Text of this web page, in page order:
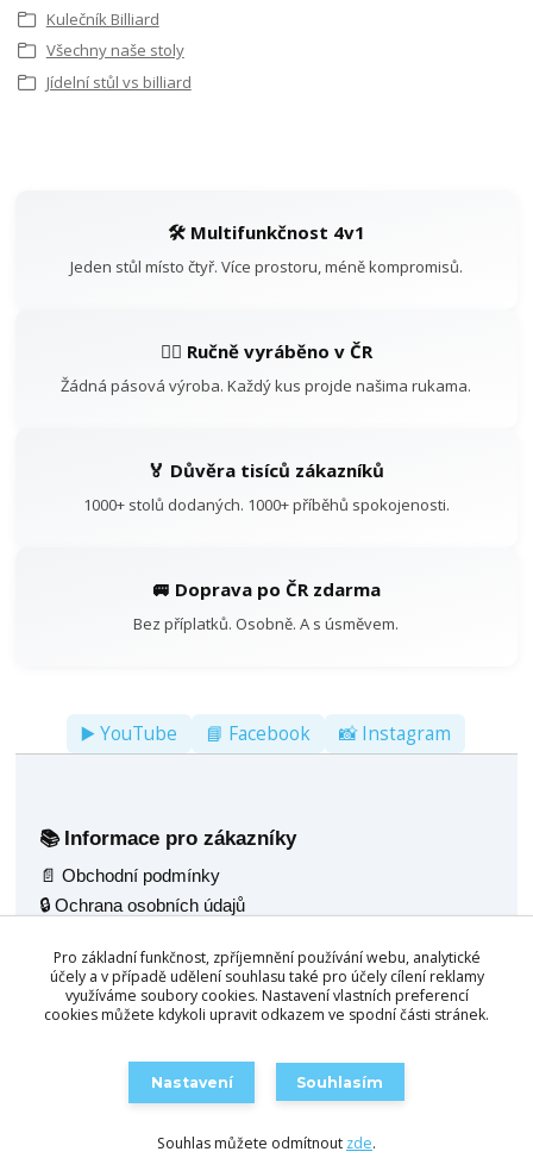
Kulečník Billiard
Všechny naše stoly
Jídelní stůl vs billiard
🛠️ Multifunkčnost 4v1
Jeden stůl místo čtyř. Více prostoru, méně kompromisů.
👷‍♂️ Ručně vyráběno v ČR
Žádná pásová výroba. Každý kus projde našima rukama.
🏅 Důvěra tisíců zákazníků
1000+ stolů dodaných. 1000+ příběhů spokojenosti.
🚐 Doprava po ČR zdarma
Bez příplatků. Osobně. A s úsměvem.
▶️ YouTube 📘 Facebook 📸 Instagram
📚 Informace pro zákazníky
📄 Obchodní podmínky
🔒 Ochrana osobních údajů
🖼️ Fotogalerie
🌟 Reference
💬 Poradenský servis
🎱 Kulečník jídelní 2v1
🛋️ Konferenční stůl 3v1
Pro základní funkčnost, zpříjemnění používání webu, analytické
účely a v případě udělení souhlasu také pro účely cílení reklamy
využíváme soubory cookies. Nastavení vlastních preferencí
cookies můžete kdykoli upravit odkazem ve spodní části stránek.
Nastavení Souhlasím
Souhlas můžete odmítnout zde.